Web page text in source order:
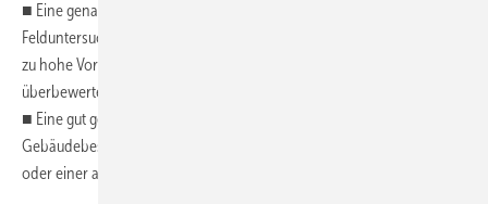
■ Eine genauere Analyse auf wissenschaftlicher Basis und auch
Felduntersuchungen zeigen jedoch, dass der gewichtigste Vorbehalt –
zu hohe Vorlauftemperaturanforderungen – falsch, überholt oder
überbewertet ist.
■ Eine gut geplante Heizungsmodernisierung mit Wärmepumpen im
Gebäudebestand wird in aller Regel nicht an technischen Hürden
oder einer aus ökologischer Sicht zu geringen Effizienz scheitern.